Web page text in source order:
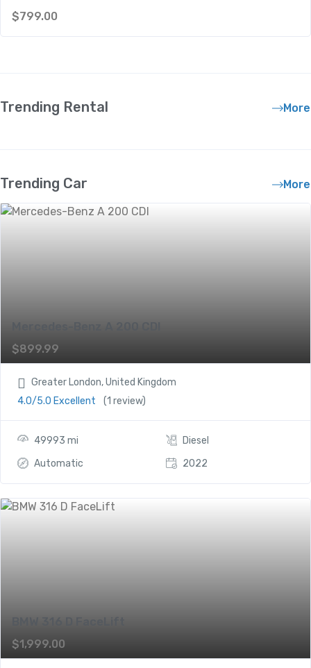
$799.00
Trending Rental More
Trending Car More
$899.99
Greater London, United Kingdom
4.0/5.0 Excellent
(1 review)
49993 mi
Diesel
Automatic
2022
$1,999.00